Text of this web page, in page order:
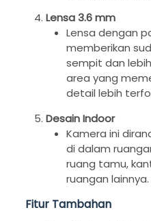
Lensa 3.6 mm
Lensa dengan
memberikan
sempit dan
area yang
detail lebih
Desain Indoor
Kamera ini
di dalam
ruang tamu,
ruangan lainnya.
Fitur Tambahan